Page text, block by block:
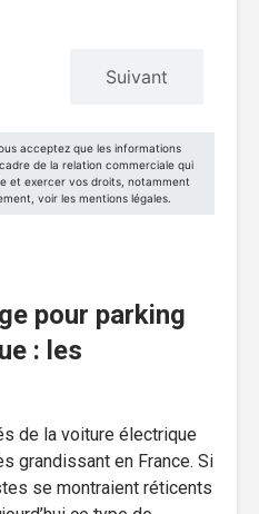
pour parking
: les
de la voiture électrique
grandissant en France. Si
se montraient réticents